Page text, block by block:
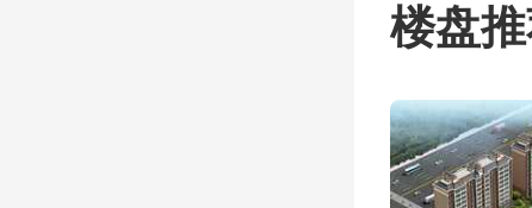
制，
领军
首席
楼盘